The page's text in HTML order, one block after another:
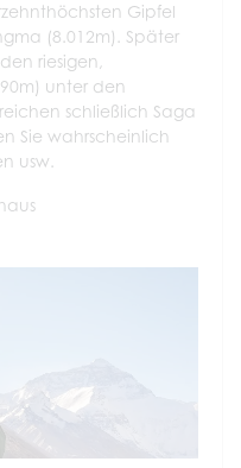
Gipfel
(8.012m). Später
riesigen,
unter den
schließlich Saga
Sie wahrscheinlich
usw.